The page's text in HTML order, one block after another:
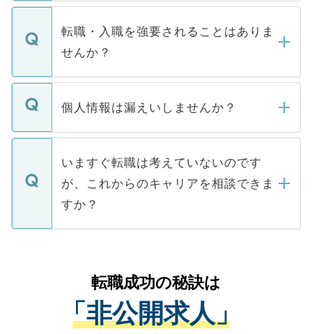
ます。通常、5営業日以内にはご連絡をせて
いただきますので、しばらくお待ちくださ
マイナビDOCTORで取り扱っている求人の
うち約3割は、Webサイトからご覧いただ
けない「非公開求人」です。非公開求人は
下記の理由によって、一般には公開してい
ません。
■応募殺到を避けるため 人気のある医療機
関を公にしてしまうと、応募が殺到する場
に、医療機関が求める条件に合った人材の
みを人材紹介会社に依頼するケースが増え
ています。
転職・入職を強要されることはありま
せんか？
転職・入職を強要することは一切ありませ
ん。また、仮に応募先から内定をいただい
定を承諾する必要はありません。内定先へ
の辞退の連絡はキャリアパートナーが行い
個人情報は漏えいしませんか？
個人情報が漏えいすることはありませんの
で、ご安心ください。当サイトからの登録
などで収集したご登録者様の個人情報は、
ご本人のキャリアアップおよび転職活動の
支援を目的に使用いたします。お預かりし
ているすべての個人データはご本人の許可
は、個人情報の取り扱いについての厳密な
管理基準を満たした事業者のみに付与され
る、プライバシーマークを取得済みです。
いますぐ転職は考えていないのです
が、これからのキャリアを相談できま
すか？
かがいして、現在の医療機関の状況や紹介
経験をまじえながら、適切なアドバイスを
させていただきます。すぐにご転職をされ
ない方には、長期的なサポートが可能です
転職成功の秘訣は
「非公開求人」